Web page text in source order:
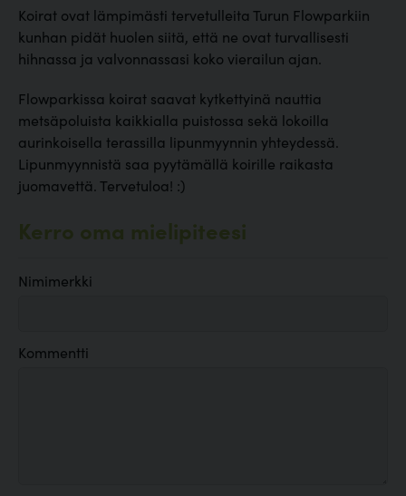
Koirat ovat lämpimästi tervetulleita Turun Flowparkiin
kunhan pidät huolen siitä, että ne ovat turvallisesti
hihnassa ja valvonnassasi koko vierailun ajan.
Flowparkissa koirat saavat kytkettyinä nauttia
metsäpoluista kaikkialla puistossa sekä lokoilla
aurinkoisella terassilla lipunmyynnin yhteydessä.
Lipunmyynnistä saa pyytämällä koirille raikasta
juomavettä. Tervetuloa! :)
Kerro oma mielipiteesi
Nimimerkki
Kommentti